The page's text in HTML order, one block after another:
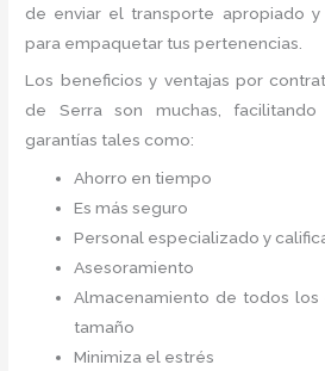
de enviar el transporte apropiado
para empaquetar tus pertenencias.
Los beneficios y ventajas por
de Serra
son muchas,
garantías tales como:
Ahorro en tiempo
Es más seguro
Personal especializado y
Asesoramiento
Almacenamiento de todos
tamaño
Minimiza el estrés